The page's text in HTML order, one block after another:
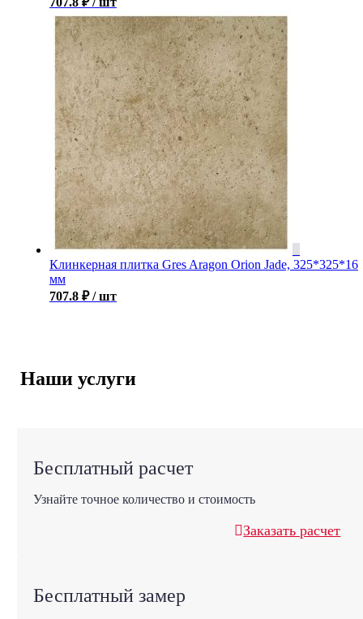
Клинкерная плитка Gres Aragon Orion Jade, 325*325*16
мм
707.8 ₽ / шт
Наши услуги
Бесплатный расчет
Узнайте точное количество и стоимость
Заказать расчет
Бесплатный замер